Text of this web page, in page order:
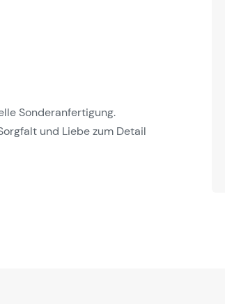
Sonderanfertigung.
und Liebe zum Detail